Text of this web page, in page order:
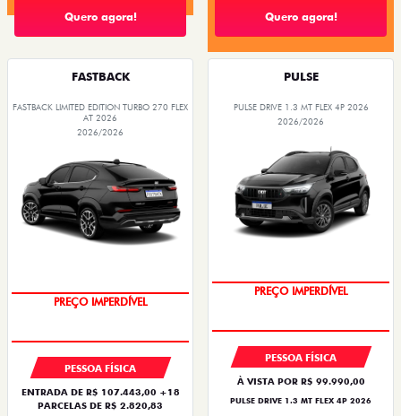
Quero agora! Quero agora!
FASTBACK
FASTBACK LIMITED EDITION TURBO 270 FLEX
AT 2026
2026/2026
PREÇO IMPERDÍVEL
PESSOA FÍSICA
ENTRADA DE R$ 107.443,00 +18
PARCELAS DE R$ 2.820,83
PULSE
PULSE DRIVE 1.3 MT FLEX 4P 2026
2026/2026
PREÇO IMPERDÍVEL
PESSOA FÍSICA
À VISTA POR R$ 99.990,00
PULSE DRIVE 1.3 MT FLEX 4P 2026